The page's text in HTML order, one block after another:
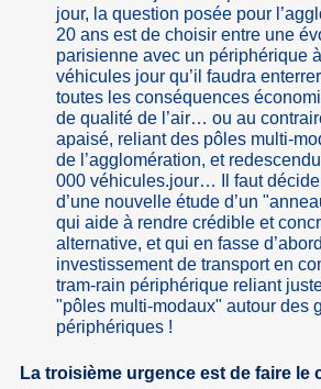
jour, la question posée pour
20 ans est de choisir entre une
parisienne avec un périphérique
véhicules jour qu’il faudra
toutes les conséquences
de qualité de l’air… ou au
apaisé, reliant des pôles multi-
de l’agglomération, et
000 véhicules.jour… Il faut
d’une nouvelle étude d’un
qui aide à rendre crédible et
alternative, et qui en fasse
investissement de transport en
tram-rain périphérique reliant
"pôles multi-modaux" autour des
périphériques !
La troisième urgence est de faire le